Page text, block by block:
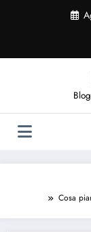
Cosa